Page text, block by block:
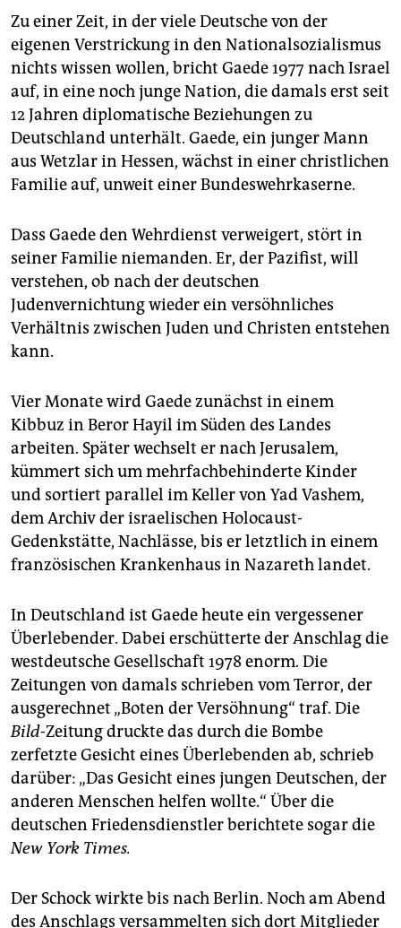
Zu einer Zeit, in der viele Deutsche von der
eigenen Verstrickung in den Nationalsozialismus
nichts wissen wollen, bricht Gaede 1977 nach Israel
auf, in eine noch junge Nation, die damals erst seit
12 Jahren diplomatische Beziehungen zu
Deutschland unterhält. Gaede, ein junger Mann
aus Wetzlar in Hessen, wächst in einer christlichen
Familie auf, unweit einer Bundeswehrkaserne.
Dass Gaede den Wehrdienst verweigert, stört in
seiner Familie niemanden. Er, der Pazifist, will
verstehen, ob nach der deutschen
Judenvernichtung wieder ein versöhnliches
Verhältnis zwischen Juden und Christen entstehen
kann.
Vier Monate wird Gaede zunächst in einem
Kibbuz in Beror Hayil im Süden des Landes
arbeiten. Später wechselt er nach Jerusalem,
kümmert sich um mehrfachbehinderte Kinder
und sortiert parallel im Keller von Yad Vashem,
dem Archiv der israelischen Holocaust-
Gedenkstätte, Nachlässe, bis er letztlich in einem
französischen Krankenhaus in Nazareth landet.
In Deutschland ist Gaede heute ein vergessener
Überlebender. Dabei erschütterte der Anschlag die
westdeutsche Gesellschaft 1978 enorm. Die
Zeitungen von damals schrieben vom Terror, der
ausgerechnet „Boten der Versöhnung“ traf. Die
Bild-Zeitung druckte das durch die Bombe
zerfetzte Gesicht eines Überlebenden ab, schrieb
darüber: „Das Gesicht eines jungen Deutschen, der
anderen Menschen helfen wollte.“ Über die
deutschen Friedensdienstler berichtete sogar die
New York Times.
Der Schock wirkte bis nach Berlin. Noch am Abend
des Anschlags versammelten sich dort Mitglieder